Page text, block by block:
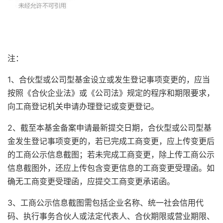
注：
1、合伙型或公司型基金设立或发生登记事项变更的，应当
按照《合伙企业法》或《公司法》规定的程序和期限要求，
向工商登记机关申请办理登记或变更登记。
2、截至本基金备案申请最新提交日期，合伙型或公司型基
金发生登记事项变更的，若已完成工商变更，应上传变更后
的工商公示信息截图；若未完成工商变更，除上传工商公示
信息截图外，还应上传包含变更信息的工商变更受理函。如
确无工商变更受理函，应提交工商变更承诺函。
3、工商公示信息截图需包括企业名称、统一社会信用代
码、执行事务合伙人或法定代表人、合伙期限或营业期限、